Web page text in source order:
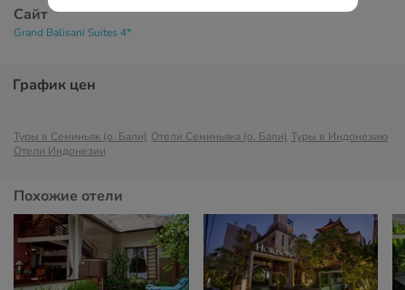
Сайт
Grand Balisani Suites 4*
График цен
Туры в Семиньяк (о. Бали) Отели Семиньяка (о. Бали) Туры в Индонезию
Отели Индонезии
Похожие отели